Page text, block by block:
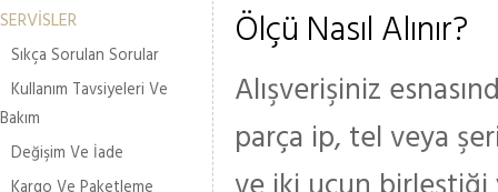
SERVİSLER
Sıkça Sorulan Sorular
Kullanım Tavsiyeleri Ve
Bakım
Değişim Ve İade
Ölçü Nasıl Alınır?
Alışverişiniz
parça ip, tel veya